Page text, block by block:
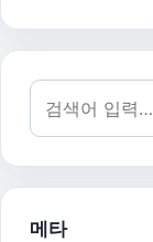
검색어:
메타